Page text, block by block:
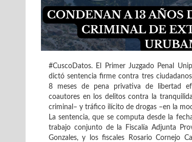
#CuscoDatos. El Primer Juzgado Penal
dictó sentencia firme contra tres
8 meses de pena privativa de libertad
coautores en los delitos contra la
criminal– y tráfico ilícito de drogas –en la
La sentencia, que se computa desde la
trabajo conjunto de la Fiscalía Adjunta
Gonzales, y los fiscales Rosario Cornejo